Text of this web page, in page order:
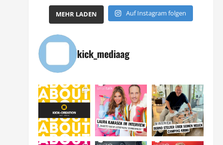
MEHR LADEN Auf Instagram folgen
kick_mediaag